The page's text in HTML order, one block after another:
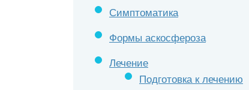
Симптоматика
Формы аскосфероза
Лечение
Подготовка к лечению